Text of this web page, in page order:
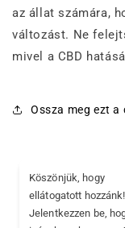
az állat számára,
változást. Ne
mivel a CBD
Ossza meg ezt a
Köszönjük, hogy
ellátogatott hozzánk!
Jelentkezzen be,